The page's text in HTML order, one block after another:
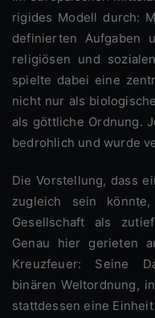
rigides Modell durch:
definierten Aufgaben
religiösen und
spielte dabei eine
nicht nur als
als göttliche Ordnung.
bedrohlich und wurde
Die Vorstellung, dass ein Mensch männlich und weiblich
zugleich sein
Gesellschaft als
Genau hier gerieten
Kreuzfeuer: Seine
binären Weltordnung,
stattdessen eine